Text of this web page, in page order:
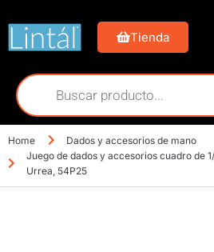
Tienda
Home
Dados y accesorios de mano
Juego de dados y accesorios cuadro de
Urrea, 54P25